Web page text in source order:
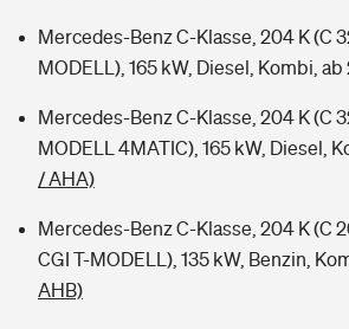
Mercedes-Benz C-Klasse, 204 K (C
MODELL), 165 kW, Diesel, Kombi,
Mercedes-Benz C-Klasse, 204 K (C
MODELL 4MATIC), 165 kW, Diesel,
/ AHA)
Mercedes-Benz C-Klasse, 204 K (C
CGI T-MODELL), 135 kW, Benzin,
AHB)